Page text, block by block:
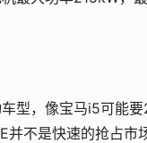
型，像宝马i5可能
不是快速的抢占市